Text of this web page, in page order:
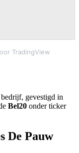
TradingView
bedrijf, gevestigd in
Bel20 onder ticker
De Pauw